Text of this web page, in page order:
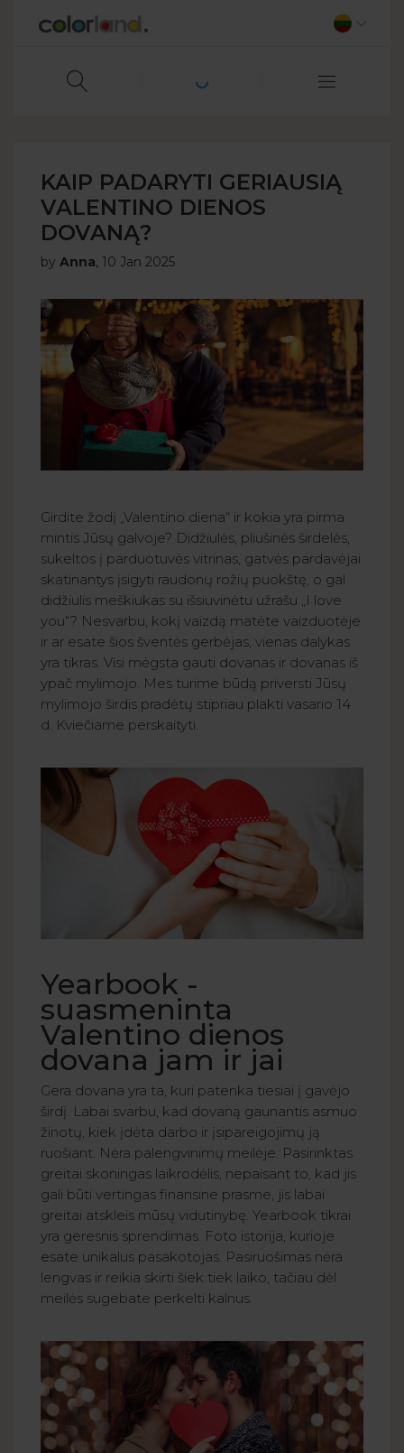
KAIP PADARYTI GERIAUSIĄ
VALENTINO DIENOS
DOVANĄ?
by Anna, 10 Jan 2025
Girdite žodį „Valentino diena“ ir kokia yra pirma
mintis Jūsų galvoje? Didžiulės, pliušinės širdelės,
sukeltos į parduotuvės vitrinas, gatvės pardavėjai
skatinantys įsigyti raudonų rožių puokštę, o gal
didžiulis meškiukas su išsiuvinėtu užrašu „I love
you“? Nesvarbu, kokį vaizdą matėte vaizduotėje
ir ar esate šios šventės gerbėjas, vienas dalykas
yra tikras. Visi mėgsta gauti dovanas ir dovanas iš
ypač mylimojo. Mes turime būdą priversti Jūsų
mylimojo širdis pradėtų stipriau plakti vasario 14
d. Kviečiame perskaityti.
Yearbook -
suasmeninta
Valentino dienos
dovana jam ir jai
Gera dovana yra ta, kuri patenka tiesiai į gavėjo
širdį. Labai svarbu, kad dovaną gaunantis asmuo
žinotų, kiek įdėta darbo ir įsipareigojimų ją
ruošiant. Nėra palengvinimų meilėje. Pasirinktas
greitai skoningas laikrodėlis, nepaisant to, kad jis
gali būti vertingas finansine prasme, jis labai
greitai atskleis mūsų vidutinybę. Yearbook tikrai
yra geresnis sprendimas. Foto istorija, kurioje
esate unikalus pasakotojas. Pasiruošimas nėra
lengvas ir reikia skirti šiek tiek laiko, tačiau dėl
meilės sugebate perkelti kalnus.